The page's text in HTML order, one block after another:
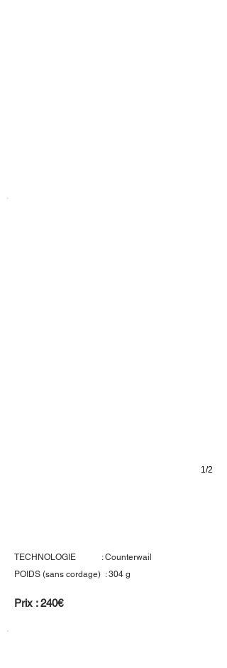
Prix : 240€
1/2
TECHNOLOGIE : Counterwail
POIDS (sans cordage) : 304 g